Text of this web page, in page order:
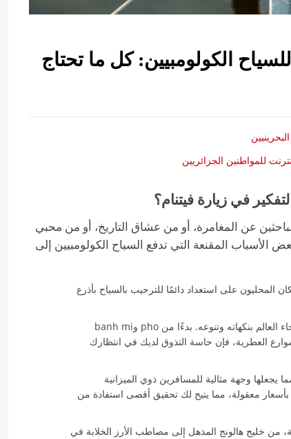
الكولومبيين: كل ما تحتاج
للمواطنين الجزائريين
في زيارة فيتنام؟
عن المغامرة، أو من عشاق التاريخ، أو من محبي
الأسباب المقنعة التي تدفع السياح الكولومبيين إلى
المحليون على استعداد دائمًا للترحيب بالسياح بأذرع
يشتهر المطبخ الفيتنامي في جميع أنحاء العالم بنكهاته وتنوعه. بدءًا من pho وbanh mi
العطرية، فإن حاسة التذوق لديك في انتظارك
يجعلها وجهة مثالية للمسافرين ذوي الميزانية
بأسعار معقولة، مما يتيح لك تحقيق أقصى استفادة من
من خليج هالونج المذهل إلى مصاطب الأرز الخلابة في